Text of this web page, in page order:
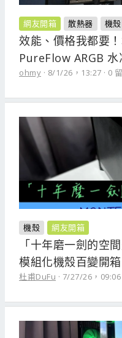
網友開箱 散熱器 機殼
效能、價格我都要
PureFlow ARGB 水
ohmy 8/1/26，13:27 0
機殼 網友開箱
「十年磨一劍的空
模組化機殼百變開
杜甫DuFu 7/27/26，09:06